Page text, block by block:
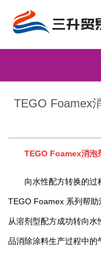
TEGO Foamex
TEGO Foamex消泡
向水性配方转换的过程
TEGO Foamex 系列帮
从溶剂型配方成功转向
品消除涂料生产过程中